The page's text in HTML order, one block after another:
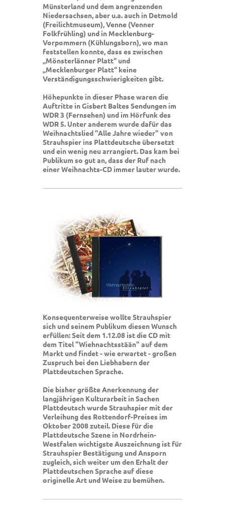
Münsterland und dem angrenzenden
Niedersachsen, aber u.a. auch in Detmold
(Freilichtmuseum), Venne (Venner
Folkfrühling) und in Mecklenburg-
Vorpommern (Kühlungsborn), wo man
feststellen konnte, dass es zwischen
„Mönsterlänner Platt“ und
„Mecklenburger Platt“ keine
Verständigungsschwierigkeiten gibt.
Höhepunkte in dieser Phase waren die
Auftritte in Gisbert Baltes Sendungen im
WDR 3 (Fernsehen) und im Hörfunk des
WDR 5. Unter anderem wurde dafür das
Weihnachtslied "Alle Jahre wieder" von
Strauhspier ins Plattdeutsche übersetzt
und ein wenig neu arrangiert. Das kam bei
Publikum so gut an, dass der Ruf nach
einer Weihnachts-CD immer lauter wurde.
Konsequenterweise wollte Strauhspier
sich und seinem Publikum diesen Wunsch
erfüllen: Seit dem 1.12.08 ist die CD mit
dem Titel "Wiehnachtsstään" auf dem
Markt und findet - wie erwartet - großen
Zuspruch bei den Liebhabern der
Plattdeutschen Sprache.
Die bisher größte Anerkennung der
langjährigen Kulturarbeit in Sachen
Plattdeutsch wurde Strauhspier mit der
Verleihung des Rottendorf-Preises im
Oktober 2008 zuteil. Diese für die
Plattdeutsche Szene in Nordrhein-
Westfalen wichtigste Auszeichnung ist für
Strauhspier Bestätigung und Ansporn
zugleich, sich weiter um den Erhalt der
Plattdeutschen Sprache auf diese
originelle Art und Weise zu bemühen.